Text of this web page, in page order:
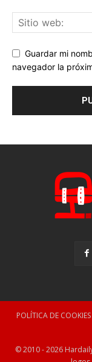
Guardar mi
navegador la
POLÍTICA DE COOKIES
© 2010 - 2026